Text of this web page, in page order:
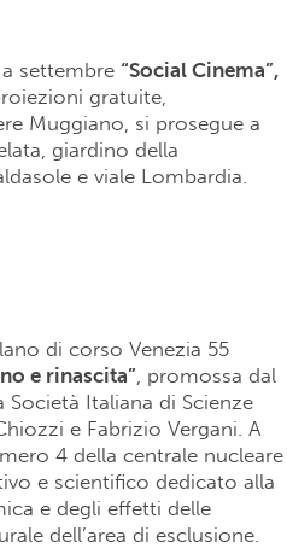
settembre “Social Cinema”,
gratuite,
Muggiano, si prosegue a
giardino della
e viale Lombardia.
di corso Venezia 55
e rinascita”, promossa dal
Italiana di Scienze
e Fabrizio Vergani. A
4 della centrale nucleare
e scientifico dedicato alla
e degli effetti delle
dell’area di esclusione.